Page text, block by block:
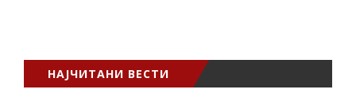
НАЈЧИТАНИ ВЕСТИ